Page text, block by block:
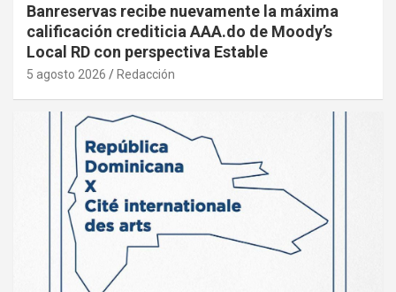
Banreservas recibe nuevamente la máxima
calificación crediticia AAA.do de Moody’s
Local RD con perspectiva Estable
5 agosto 2026 Redacción